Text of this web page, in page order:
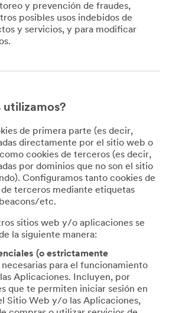
y prevención de fraudes,
posibles usos indebidos de
y servicios, y para modificar
utilizamos?
de primera parte (es decir,
directamente por el sitio web o
cookies de terceros (es decir,
por dominios que no son el sitio
Configuramos tanto cookies de
terceros mediante etiquetas
etc.
sitios web y/o aplicaciones se
la siguiente manera:
(o estrictamente
necesarias para el funcionamiento
Aplicaciones. Incluyen, por
que te permiten iniciar sesión en
Sitio Web y/o las Aplicaciones,